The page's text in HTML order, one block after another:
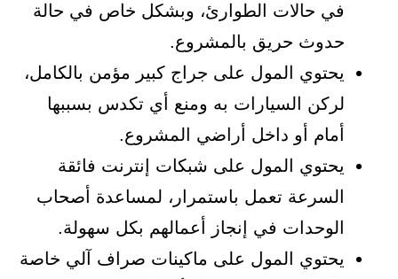
في حالات الطوارئ، وبشكل خاص في حالة
حدوث حريق بالمشروع.
يحتوي المول على جراج كبير مؤمن بالكامل،
لركن السيارات به ومنع أي تكدس بسببها
أمام أو داخل أراضي المشروع.
يحتوي المول على شبكات إنترنت فائقة
السرعة تعمل باستمرار، لمساعدة أصحاب
الوحدات في إنجاز أعمالهم بكل سهولة.
يحتوي المول على ماكينات صراف آلي خاصة